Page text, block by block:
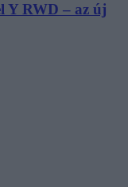
Y RWD – az új